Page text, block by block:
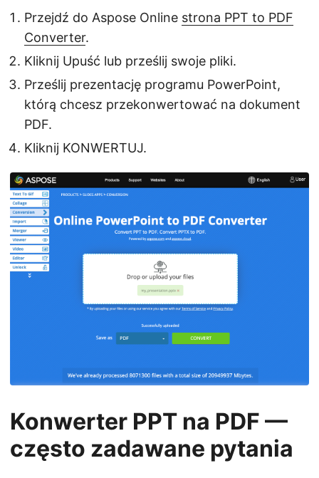
Przejdź do Aspose Online strona PPT to PDF
Converter.
Kliknij Upuść lub prześlij swoje pliki.
Prześlij prezentację programu PowerPoint,
którą chcesz przekonwertować na dokument
PDF.
Kliknij KONWERTUJ.
Konwerter PPT na PDF —
często zadawane pytania